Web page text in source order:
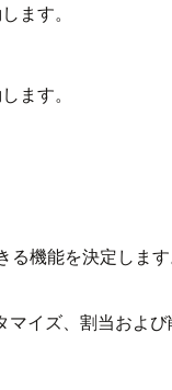
ます。
ます。
る機能を決定しま
イズ、割当およ